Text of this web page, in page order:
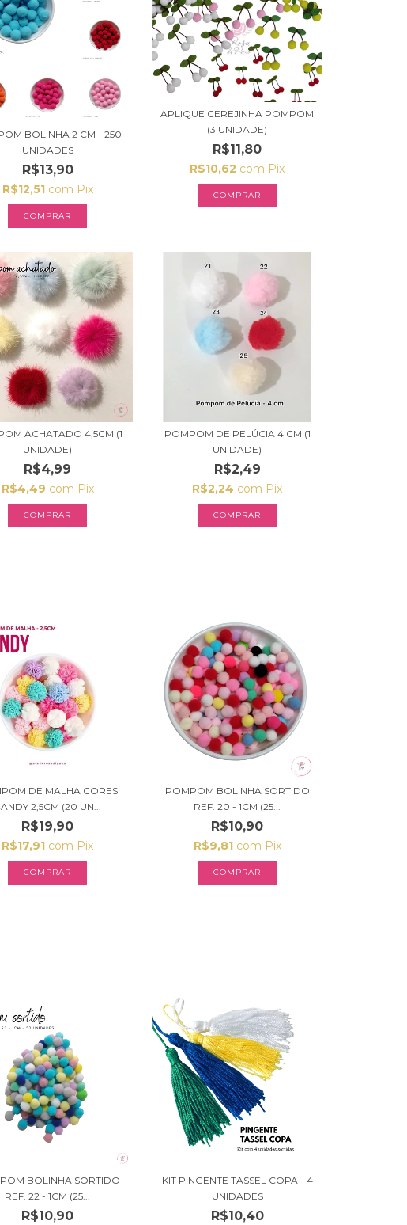
BOLINHA 2 CM - 250
UNIDADES
R$13,90
R$12,51 com Pix
COMPRAR
APLIQUE CEREJINHA POMPOM
(3 UNIDADE)
R$11,80
R$10,62 com Pix
COMPRAR
ACHATADO 4,5CM (1
UNIDADE)
R$4,99
R$4,49 com Pix
COMPRAR
POMPOM DE PELÚCIA 4 CM (1
UNIDADE)
R$2,49
R$2,24 com Pix
COMPRAR
DE MALHA CORES
2,5CM (20 UN...
R$19,90
R$17,91 com Pix
POMPOM BOLINHA SORTIDO
REF. 20 - 1CM (25...
R$10,90
R$9,81 com Pix
COMPRAR
BOLINHA SORTIDO
REF. 22 - 1CM (25...
R$10,90
KIT PINGENTE TASSEL COPA - 4
UNIDADES
R$10,40